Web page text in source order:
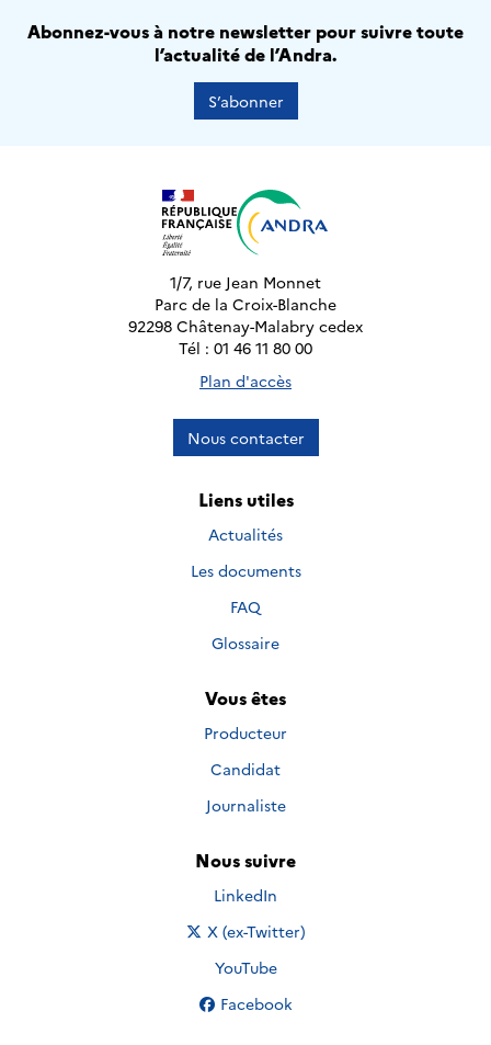
Abonnez-vous à notre newsletter pour suivre toute
l’actualité de l’Andra.
S’abonner
1/7, rue Jean Monnet
Parc de la Croix-Blanche
92298 Châtenay-Malabry cedex
Tél : 01 46 11 80 00
Plan d'accès
Nous contacter
Liens utiles
Actualités
Les documents
FAQ
Glossaire
Vous êtes
Producteur
Candidat
Journaliste
Nous suivre
Nous suivre sur
LinkedIn
Nous suivre sur
X (ex-Twitter)
Nous suivre sur
YouTube
Nous suivre sur
Facebook